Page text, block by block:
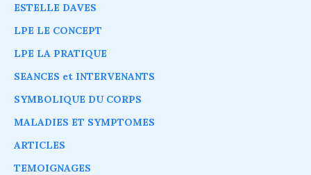
ESTELLE DAVES
LPE LE CONCEPT
LPE LA PRATIQUE
SEANCES et INTERVENANTS
SYMBOLIQUE DU CORPS
MALADIES ET SYMPTOMES
ARTICLES
TEMOIGNAGES